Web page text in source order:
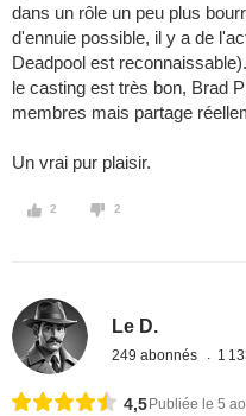
dans un rôle un peu plus
d'ennuie possible, il y a de
Deadpool est reconnaissable).
le casting est très bon, Brad
membres mais partage
Un vrai pur plaisir.
2 2
Le D.
249 abonnés 1
4,5 Publiée le 5